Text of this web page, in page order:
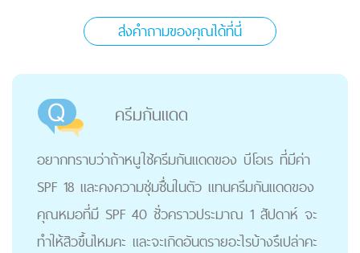
ส่งคำถามของคุณได้ที่นี่
ครีมกันแดด
อยากทราบว่าถ้าหนูใช้ครีมกันแดดของ บีโอเร ที่มีค่า
SPF 18 และคงความชุ่มชื่นในตัว แทนครีมกันแดดของ
คุณหมอที่มี SPF 40 ชั่วคราวประมาณ 1 สัปดาห์ จะ
ทำให้สิวขึ้นไหมคะ และจะเกิดอันตรายอะไรบ้างรึเปล่าคะ